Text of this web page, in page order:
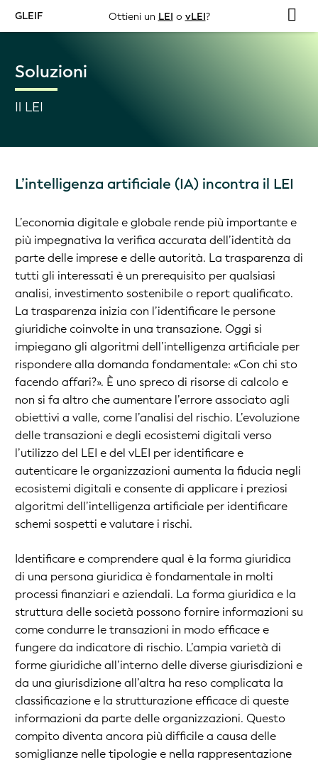
GLEIF Ottieni un LEI o vLEI?
Soluzioni
Il LEI
L’intelligenza artificiale (IA) incontra il LEI
L’economia digitale e globale rende più importante e
più impegnativa la verifica accurata dell’identità da
parte delle imprese e delle autorità. La trasparenza di
tutti gli interessati è un prerequisito per qualsiasi
analisi, investimento sostenibile o report qualificato.
La trasparenza inizia con l’identificare le persone
giuridiche coinvolte in una transazione. Oggi si
impiegano gli algoritmi dell’intelligenza artificiale per
rispondere alla domanda fondamentale: «Con chi sto
facendo affari?». È uno spreco di risorse di calcolo e
non si fa altro che aumentare l’errore associato agli
obiettivi a valle, come l’analisi del rischio. L’evoluzione
delle transazioni e degli ecosistemi digitali verso
l’utilizzo del LEI e del vLEI per identificare e
autenticare le organizzazioni aumenta la fiducia negli
ecosistemi digitali e consente di applicare i preziosi
algoritmi dell’intelligenza artificiale per identificare
schemi sospetti e valutare i rischi.
Identificare e comprendere qual è la forma giuridica
di una persona giuridica è fondamentale in molti
processi finanziari e aziendali. La forma giuridica e la
struttura delle società possono fornire informazioni su
come condurre le transazioni in modo efficace e
fungere da indicatore di rischio. L’ampia varietà di
forme giuridiche all’interno delle diverse giurisdizioni e
da una giurisdizione all’altra ha reso complicata la
classificazione e la strutturazione efficace di queste
informazioni da parte delle organizzazioni. Questo
compito diventa ancora più difficile a causa delle
somiglianze nelle tipologie e nella rappresentazione